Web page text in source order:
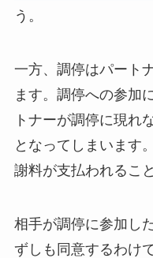
う。
一方、調停はパート
ます。調停への参加
トナーが調停に現れ
となってしまいます
謝料が支払われるこ
相手が調停に参加し
ずしも同意するわけ